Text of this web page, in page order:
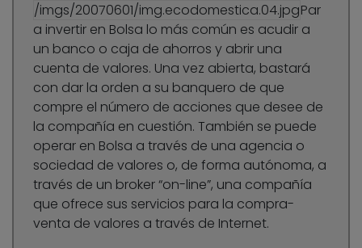
/imgs/20070601/img.ecodomestica.04.jpgPar
a invertir en Bolsa lo más común es acudir a
un banco o caja de ahorros y abrir una
cuenta de valores. Una vez abierta, bastará
con dar la orden a su banquero de que
compre el número de acciones que desee de
la compañía en cuestión. También se puede
operar en Bolsa a través de una agencia o
sociedad de valores o, de forma autónoma, a
través de un broker “on-line”, una compañía
que ofrece sus servicios para la compra-
venta de valores a través de Internet.